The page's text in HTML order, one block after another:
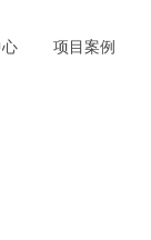
项目案例